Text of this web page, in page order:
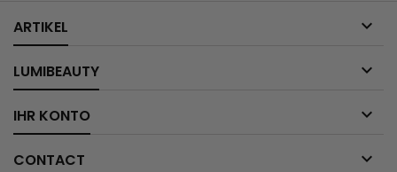
ARTIKEL 
LUMIBEAUTY 
IHR KONTO 
CONTACT 